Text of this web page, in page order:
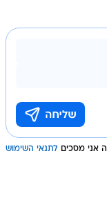
אני מסכים לתנאי השימוש